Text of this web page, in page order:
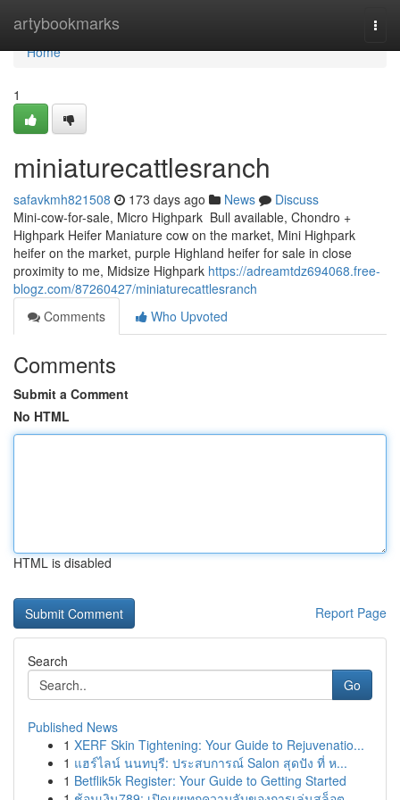
artybookmarks
Home
Home
1
miniaturecattlesranch
safavkmh821508 173 days ago News
Discuss
Mini-cow-for-sale, Micro Highpark Bull available, Chondro +
Highpark Heifer Maniature cow on the market, Mini Highpark
heifer on the market, purple Highland heifer for sale in close
proximity to me, Midsize Highpark https://adreamtdz694068.free-
blogz.com/87260427/miniaturecattlesranch
Comments
Who Upvoted
Comments
Submit a Comment
No HTML
HTML is disabled
Report Page
Search
Go
Published News
1 XERF Skin Tightening: Your Guide to Rejuvenatio...
1 แฮร์ไลน์ นนทบุรี: ประสบการณ์ Salon สุดปัง ที่ ห...
1 Betflik5k Register: Your Guide to Getting Started